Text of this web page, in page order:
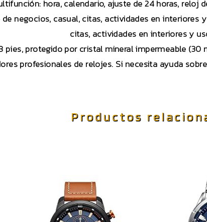
hora, calendario, ajuste de 24 horas, reloj
negocios, casual, citas, actividades en interiores
citas, actividades en interiores y
pies, protegido por cristal mineral impermeable (30
profesionales de relojes. Si necesita ayuda
Productos